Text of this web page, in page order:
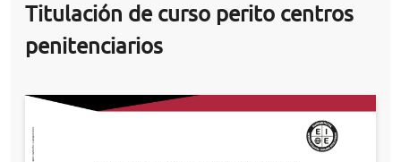
Titulación de curso perito centros
penitenciarios